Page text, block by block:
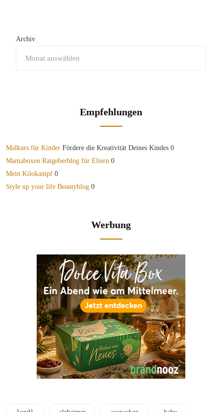
Archiv
Empfehlungen
Malkurs für Kinder Fördere die Kreativität Deines Kindes 0
Mamaboxen Ratgeberblog für Eltern 0
Mein Kilokampf 0
Style up your life Beautyblog 0
Werbung